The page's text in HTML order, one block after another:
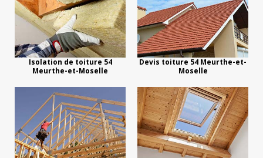
Isolation de toiture 54
Meurthe-et-Moselle
Devis toiture 54 Meurthe-et-
Moselle